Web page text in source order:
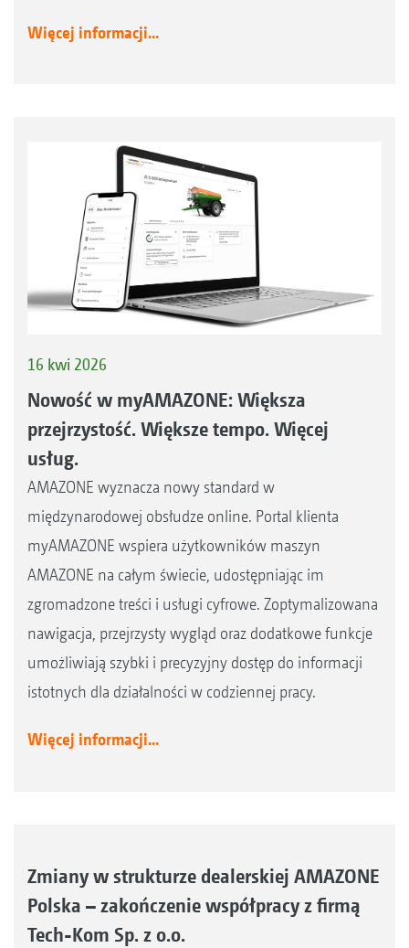
Więcej informacji...
16 kwi 2026
Nowość w myAMAZONE: Większa
przejrzystość. Większe tempo. Więcej
usług.
AMAZONE wyznacza nowy standard w
międzynarodowej obsłudze online. Portal klienta
myAMAZONE wspiera użytkowników maszyn
AMAZONE na całym świecie, udostępniając im
zgromadzone treści i usługi cyfrowe. Zoptymalizowana
nawigacja, przejrzysty wygląd oraz dodatkowe funkcje
umożliwiają szybki i precyzyjny dostęp do informacji
istotnych dla działalności w codziennej pracy.
Więcej informacji...
Zmiany w strukturze dealerskiej AMAZONE
Polska – zakończenie współpracy z firmą
Tech-Kom Sp. z o.o.